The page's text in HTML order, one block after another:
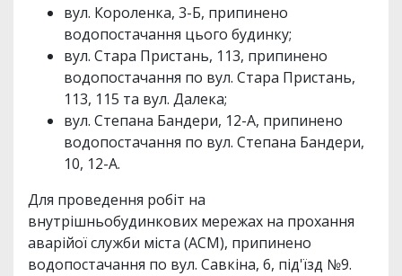
вул. Короленка, 3-Б, припинено
водопостачання цього будинку;
вул. Стара Пристань, 113, припинено
водопостачання по вул. Стара Пристань,
113, 115 та вул. Далека;
вул. Степана Бандери, 12-А, припинено
водопостачання по вул. Степана Бандери,
10, 12-А.
Для проведення робіт на
внутрішньобудинкових мережах на прохання
аварійої служби міста (АСМ), припинено
водопостачання по вул. Савкіна, 6, під'їзд №9.